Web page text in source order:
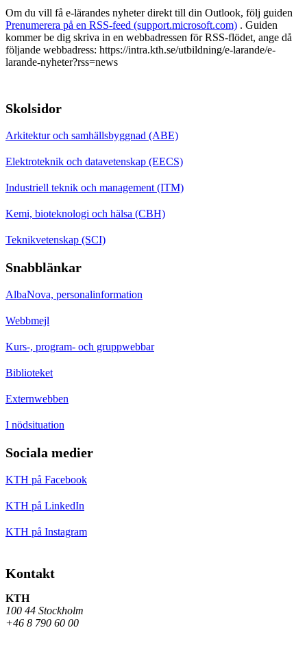
Om du vill få e-lärandes nyheter direkt till din Outlook, följ guiden
Prenumerera på en RSS-feed (support.microsoft.com) . Guiden
kommer be dig skriva in en webbadressen för RSS-flödet, ange då
följande webbadress: https://intra.kth.se/utbildning/e-larande/e-
larande-nyheter?rss=news
Skolsidor
Arkitektur och samhällsbyggnad (ABE)
Elektroteknik och datavetenskap (EECS)
Industriell teknik och management (ITM)
Kemi, bioteknologi och hälsa (CBH)
Teknikvetenskap (SCI)
Snabblänkar
AlbaNova, personalinformation
Webbmejl
Kurs-, program- och gruppwebbar
Biblioteket
Externwebben
I nödsituation
Sociala medier
KTH på Facebook
KTH på LinkedIn
KTH på Instagram
Kontakt
KTH
100 44 Stockholm
+46 8 790 60 00